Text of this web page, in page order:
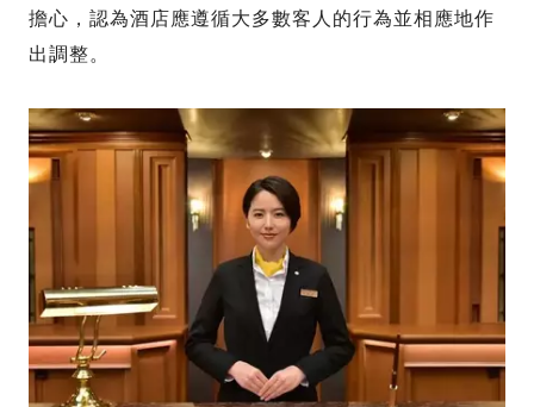
擔心，認為酒店應遵循大多數客人的行為並相應地作
出調整。